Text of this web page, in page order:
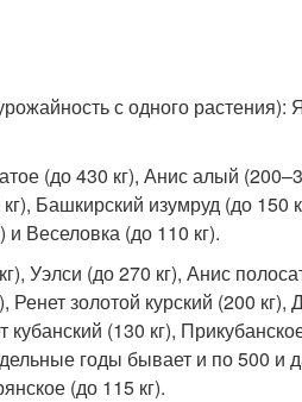
с одного
(до 430 кг), Анис алый
Башкирский изумруд (до
Веселовка (до 110 кг).
Уэлси (до 270 кг), Анис
золотой курский (200 кг),
(130 кг),
годы бывает и по 500 и
(до 115 кг).